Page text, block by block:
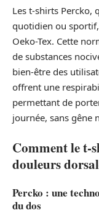
Les t-shirts Percko,
quotidien ou
Oeko-Tex. Cette
de substances
bien-être des
offrent une
permettant de
journée, sans gêne
Comment le t-
douleurs
Percko : une
du dos